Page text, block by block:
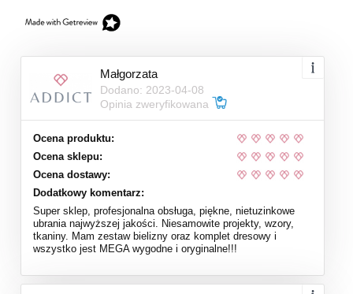
Małgorzata
Dodano: 2023-04-08
Opinia zweryfikowana
Ocena produktu:
Ocena sklepu:
Ocena dostawy:
Dodatkowy komentarz:
Super sklep, profesjonalna obsługa, piękne, nietuzinkowe
ubrania najwyższej jakości. Niesamowite projekty, wzory,
tkaniny. Mam zestaw bielizny oraz komplet dresowy i
wszystko jest MEGA wygodne i oryginalne!!!